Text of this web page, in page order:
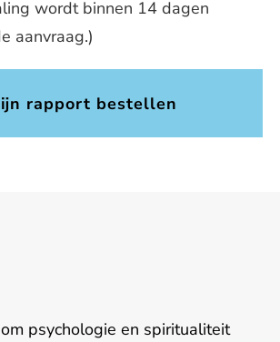
wordt binnen 14 dagen
aanvraag.)
rapport bestellen
psychologie en spiritualiteit